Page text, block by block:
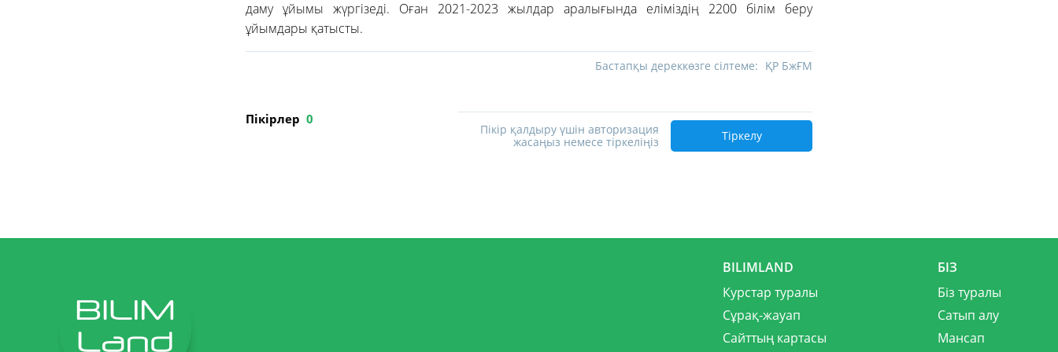
даму ұйымы жүргізеді. Оған 2021-2023 жылдар аралығында еліміздің 2200 білім беру
ұйымдары қатысты.
Бастапқы дереккөзге сілтеме: ҚР БжҒМ
Пікірлер 0
Пікір қалдыру үшін авторизация
жасаңыз немесе тіркеліңіз
Тіркелу
BILIMLAND
Курстар туралы
Сұрақ-жауап
Сайттың картасы
БІЗ
Біз туралы
Сатып алу
Мансап